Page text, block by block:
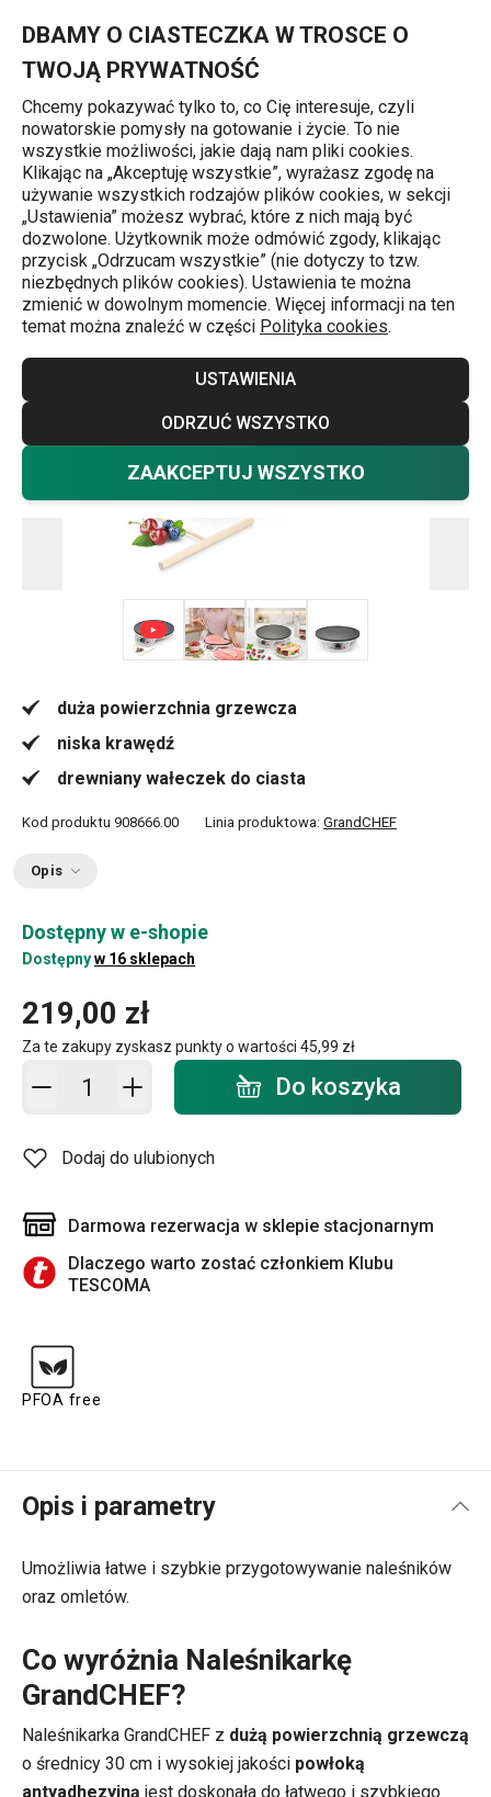
DBAMY O CIASTECZKA W TROSCE O
TWOJĄ PRYWATNOŚĆ
Chcemy pokazywać tylko to, co Cię interesuje, czyli
nowatorskie pomysły na gotowanie i życie. To nie
wszystkie możliwości, jakie dają nam pliki cookies.
Klikając na „Akceptuję wszystkie”, wyrażasz zgodę na
używanie wszystkich rodzajów plików cookies, w sekcji
„Ustawienia” możesz wybrać, które z nich mają być
dozwolone. Użytkownik może odmówić zgody, klikając
przycisk „Odrzucam wszystkie” (nie dotyczy to tzw.
niezbędnych plików cookies). Ustawienia te można
zmienić w dowolnym momencie. Więcej informacji na ten
temat można znaleźć w części Polityka cookies.
USTAWIENIA
ODRZUĆ WSZYSTKO
ZAAKCEPTUJ WSZYSTKO
Sprzęt elektryczny
Naleśnikarka GrandCHEF
Darmowa dostawa
duża powierzchnia grzewcza
niska krawędź
drewniany wałeczek do ciasta
Kod produktu 908666.00 Linia produktowa: GrandCHEF
Opis
Dostępny w e-shopie
Dostępnyw 16 sklepach
219,00 zł
Za te zakupy zyskasz punkty o wartości 45,99 zł
Dodaj do koszyka - ilość Do koszyka
Dodaj do ulubionych
Darmowa rezerwacja w sklepie stacjonarnym
Dlaczego warto zostać członkiem Klubu
TESCOMA
PFOA free
Opis i parametry
Umożliwia łatwe i szybkie przygotowywanie naleśników
oraz omletów.
Co wyróżnia Naleśnikarkę
GrandCHEF?
Naleśnikarka GrandCHEF z dużą powierzchnią grzewczą
o średnicy 30 cm i wysokiej jakości powłoką
antyadhezyjną jest doskonała do łatwego i szybkiego